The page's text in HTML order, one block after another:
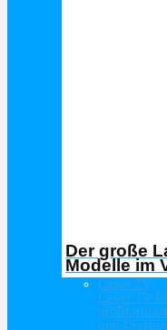
Der große
Modelle im
Laser TV
Laser-TV
und